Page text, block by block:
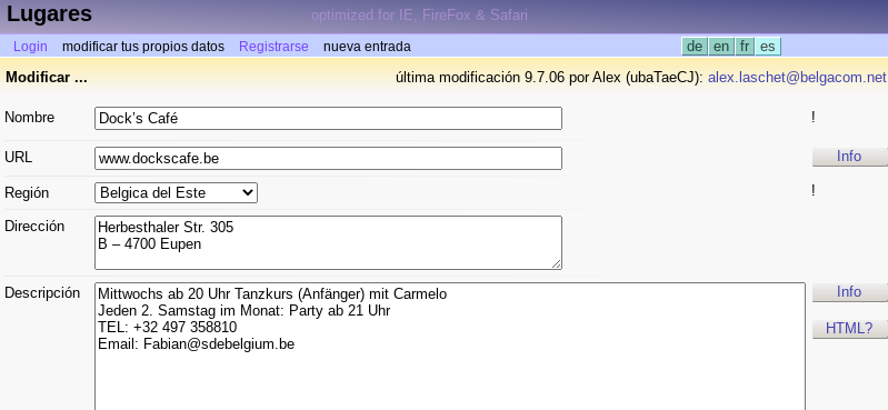
Lugares optimized for IE, FireFox & Safari
Login modificar tus propios datos Registrarse nueva entrada de en fr es
Modificar ... última modificación 9.7.06 por Alex (ubaTaeCJ): alex.laschet@belgacom.net
Nombre !
URL Info
Región !
Dirección
Descripción Info
HTML?